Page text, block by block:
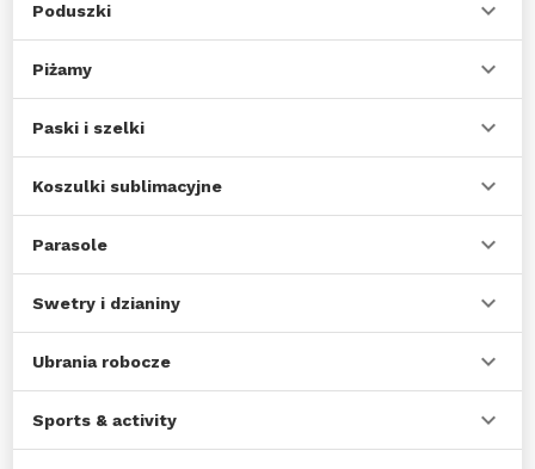
Poduszki
Piżamy
Paski i szelki
Koszulki sublimacyjne
Parasole
Swetry i dzianiny
Ubrania robocze
Sports & activity